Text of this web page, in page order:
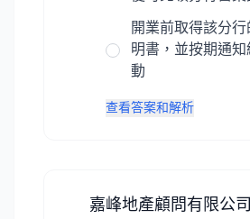
開業前取得該分
明書，並按期通
動
查看答案和解析
嘉峰地產顧問有限公